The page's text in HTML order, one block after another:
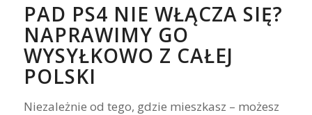
PAD PS4 NIE WŁĄCZA SIĘ?
NAPRAWIMY GO
WYSYŁKOWO Z CAŁEJ
POLSKI
Niezależnie od tego, gdzie mieszkasz – możesz